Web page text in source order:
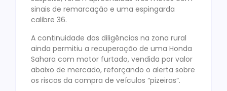
sinais de remarcação e uma espingarda
calibre 36.
A continuidade das diligências na zona rural
ainda permitiu a recuperação de uma Honda
Sahara com motor furtado, vendida por valor
abaixo de mercado, reforçando o alerta sobre
os riscos da compra de veículos “pizeiras”.